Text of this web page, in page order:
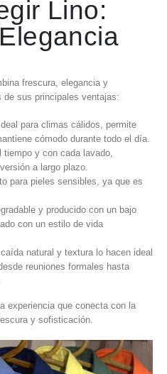
Lino:
frescura, elegancia y
sus principales ventajas:
Ideal para climas cálidos, permite
cómodo durante todo el día.
tiempo y con cada lavado,
a largo plazo.
para pieles sensibles, ya que es
y producido con un bajo
con un estilo de vida
natural y textura lo hacen ideal
reuniones formales hasta
experiencia que conecta con la
y sofisticación.